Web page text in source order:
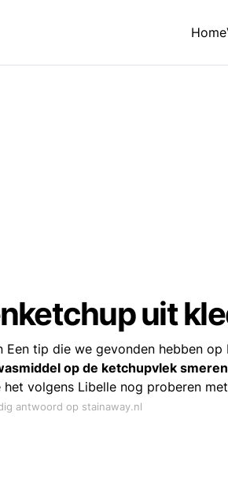
Home
uit
Een tip die we gevonden hebben op
op de ketchupvlek smeren
volgens Libelle nog proberen
antwoord op stainaway.nl